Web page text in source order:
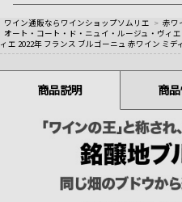
ワイン通販ならワインショップソムリエ > 赤ワ
オート・コート・ド・ニュイ・ルージュ・ヴィ
ィエ 2022年 フランス ブルゴーニュ 赤ワイン ミ
商品説明 商